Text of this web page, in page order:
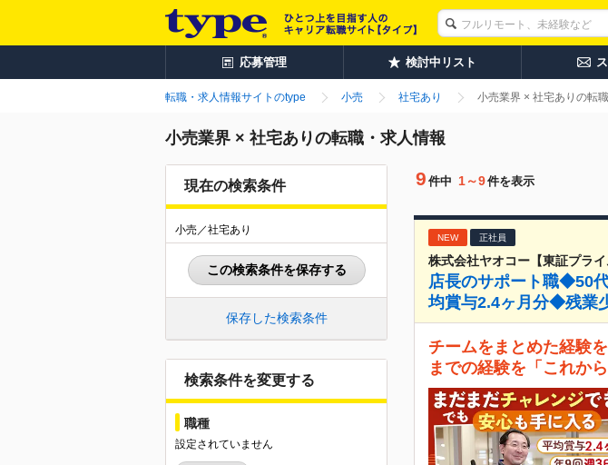
応募管理 検討中リスト
転職・求人情報サイトのtype 小売 社宅あり 小売業界 × 社宅ありの転
小売業界 × 社宅ありの転職・求人情報
現在の検索条件
小売／社宅あり
この検索条件を保存する
保存した検索条件
検索条件を変更する
職種
設定されていません
9 件中 1～9件を表示
NEW 正社員
株式会社ヤオコー【東証プライ
店長のサポート職◆50
均賞与2.4ヶ月分◆残業
チームをまとめた経験
までの経験を「これか